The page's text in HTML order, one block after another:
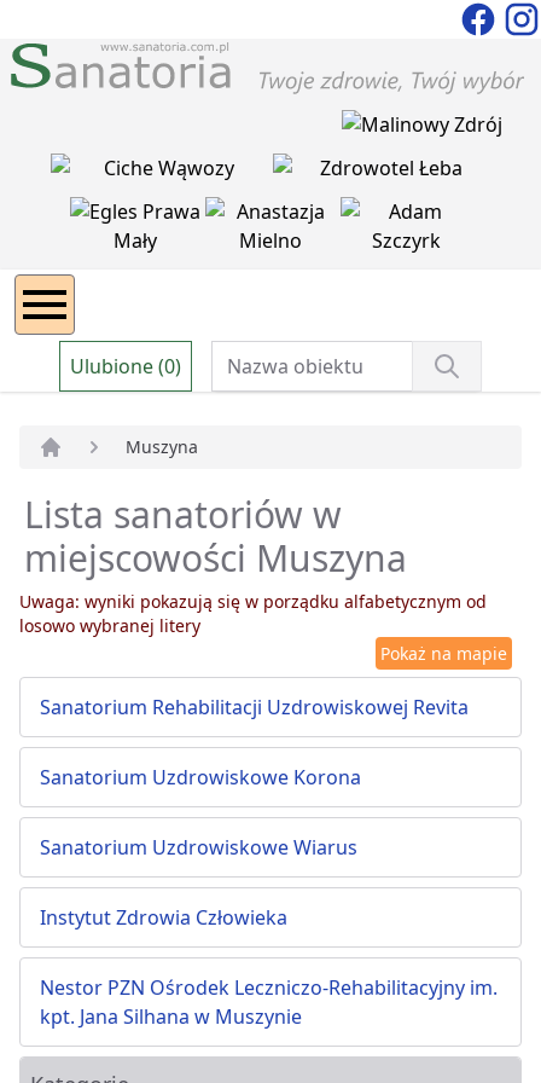
Ulubione (0)
Muszyna
Lista sanatoriów w
miejscowości Muszyna
Uwaga: wyniki pokazują się w porządku alfabetycznym od
losowo wybranej litery
Pokaż na mapie
Sanatorium Rehabilitacji Uzdrowiskowej Revita
Sanatorium Uzdrowiskowe Korona
Sanatorium Uzdrowiskowe Wiarus
Instytut Zdrowia Człowieka
Nestor PZN Ośrodek Leczniczo-Rehabilitacyjny im.
kpt. Jana Silhana w Muszynie